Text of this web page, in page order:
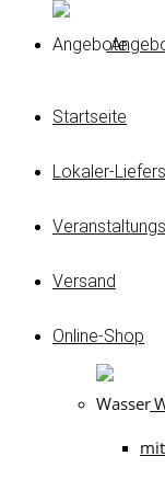
Startseite
Lokaler-
Versand
Online-Shop